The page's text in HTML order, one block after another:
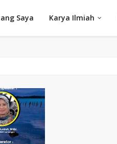
Saya Karya Ilmiah